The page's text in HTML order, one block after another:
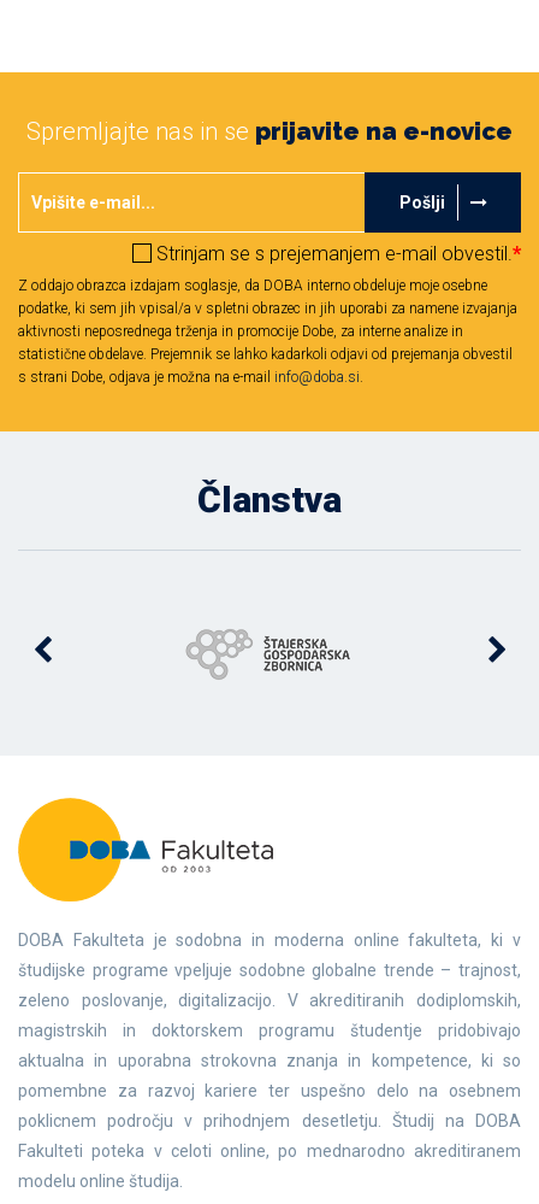
Spremljajte nas in se prijavite na e-novice
Pošlji
Strinjam se s prejemanjem e-mail obvestil.*
Z oddajo obrazca izdajam soglasje, da DOBA interno obdeluje moje osebne
podatke, ki sem jih vpisal/a v spletni obrazec in jih uporabi za namene izvajanja
aktivnosti neposrednega trženja in promocije Dobe, za interne analize in
statistične obdelave. Prejemnik se lahko kadarkoli odjavi od prejemanja obvestil
s strani Dobe, odjava je možna na e-mail info@doba.si.
Članstva
DOBA Fakulteta je sodobna in moderna online fakulteta, ki v
študijske programe vpeljuje sodobne globalne trende – trajnost,
zeleno poslovanje, digitalizacijo. V akreditiranih dodiplomskih,
magistrskih in doktorskem programu študentje pridobivajo
aktualna in uporabna strokovna znanja in kompetence, ki so
pomembne za razvoj kariere ter uspešno delo na osebnem
poklicnem področju v prihodnjem desetletju. Študij na DOBA
Fakulteti poteka v celoti online, po mednarodno akreditiranem
modelu online študija.